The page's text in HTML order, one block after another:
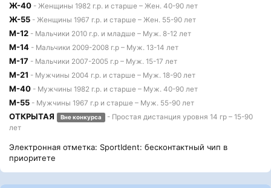
Ж-40 - Женщины 1982 г.р. и старше – Жен. 40-90 лет
Ж-55 - Женщины 1967 г.р. и старше – Жен. 55-90 лет
М-12 - Мальчики 2010 г.р. и младше – Муж. 8-12 лет
М-14 - Мальчики 2009-2008 г.р – Муж. 13-14 лет
М-17 - Мальчики 2007-2005 г.р – Муж. 15-17 лет
М-21 - Мужчины 2004 г.р. и старше – Муж. 18-90 лет
М-40 - Мужчины 1982 г.р. и старше – Муж. 40-90 лет
М-55 - Мужчины 1967 г.р и старше – Муж. 55-90 лет
ОТКРЫТАЯ Вне конкурса
- Простая дистанция уровня 14 гр – 15-90
лет
Электронная отметка: SportIdent: бесконтактный чип в
приоритете